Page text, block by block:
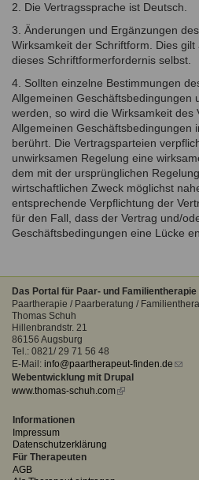
2. Die Vertragssprache ist Deutsch.
3. Änderungen und Ergänzungen
Wirksamkeit der Schriftform. Dies
dieses Schriftformerfordernis selbst.
4. Sollten einzelne Bestimmungen
Allgemeinen Geschäftsbedingungen
werden, so wird die Wirksamkeit des
Allgemeinen Geschäftsbedingungen
berührt. Die Vertragsparteien
unwirksamen Regelung eine
dem mit der ursprünglichen
wirtschaftlichen Zweck möglichst
entsprechende Verpflichtung der
für den Fall, dass der Vertrag und/
Geschäftsbedingungen eine Lücke
Das Portal für Paar- und Familientherapie
Paartherapie / Paarberatung /
Thomas Schuh
Hillenbrandstr. 21
86156 Augsburg
Tel.: 0821/ 29 71 56 48
E-Mail: info@paartherapeut-finden.de (link
Webentwicklung mit Drupal
www.thomas-schuh.com(link
Informationen
Impressum
Datenschutzerklärung
Für Therapeuten
AGB